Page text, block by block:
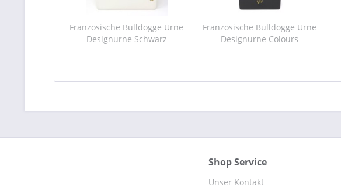
Französische Bulldogge Urne
Designurne Schwarz
Französische Bulldogge Urne
Designurne Colours
Shop Service
Unser Kontakt